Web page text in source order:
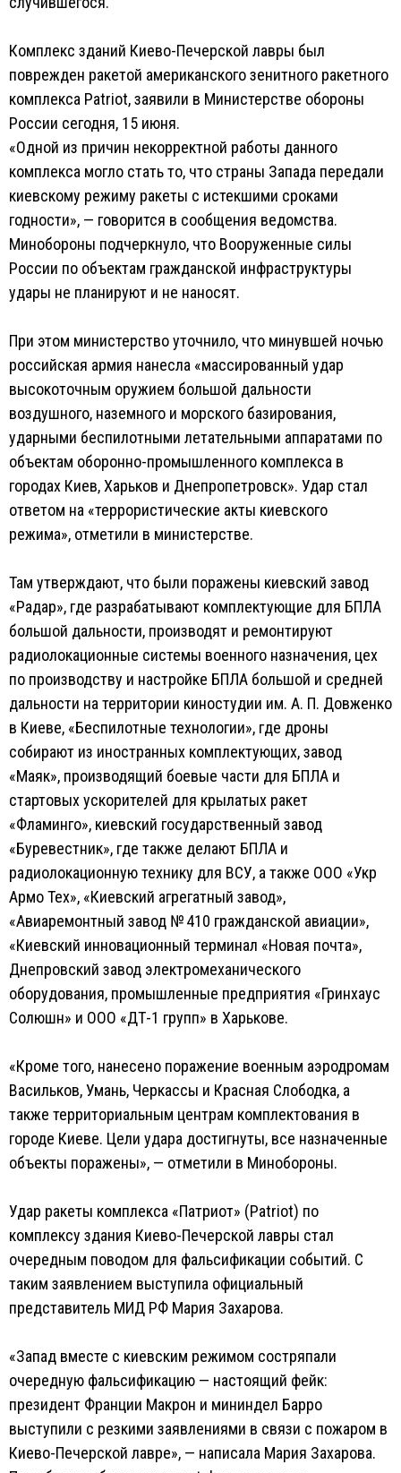
Комплекс зданий Киево-Печерской лавры был
поврежден ракетой американского зенитного ракетного
комплекса Patriot, заявили в Министерстве обороны
России сегодня, 15 июня.
«Одной из причин некорректной работы данного
комплекса могло стать то, что страны Запада передали
киевскому режиму ракеты с истекшими сроками
годности», — говорится в сообщения ведомства.
Минобороны подчеркнуло, что Вооруженные силы
России по объектам гражданской инфраструктуры
удары не планируют и не наносят.
При этом министерство уточнило, что минувшей ночью
российская армия нанесла «массированный удар
высокоточным оружием большой дальности
воздушного, наземного и морского базирования,
ударными беспилотными летательными аппаратами по
объектам оборонно-промышленного комплекса в
городах Киев, Харьков и Днепропетровск». Удар стал
ответом на «террористические акты киевского
режима», отметили в министерстве.
Там утверждают, что были поражены киевский завод
«Радар», где разрабатывают комплектующие для БПЛА
большой дальности, производят и ремонтируют
радиолокационные системы военного назначения, цех
по производству и настройке БПЛА большой и средней
дальности на территории киностудии им. А. П. Довженко
в Киеве, «Беспилотные технологии», где дроны
собирают из иностранных комплектующих, завод
«Маяк», производящий боевые части для БПЛА и
стартовых ускорителей для крылатых ракет
«Фламинго», киевский государственный завод
«Буревестник», где также делают БПЛА и
радиолокационную технику для ВСУ, а также ООО «Укр
Армо Тех», «Киевский агрегатный завод»,
«Авиаремонтный завод № 410 гражданской авиации»,
«Киевский инновационный терминал «Новая почта»,
Днепровский завод электромеханического
оборудования, промышленные предприятия «Гринхаус
Солюшн» и ООО «ДТ-1 групп» в Харькове.
«Кроме того, нанесено поражение военным аэродромам
Васильков, Умань, Черкассы и Красная Слободка, а
также территориальным центрам комплектования в
городе Киеве. Цели удара достигнуты, все назначенные
объекты поражены», — отметили в Минобороны.
Удар ракеты комплекса «Патриот» (Patriot) по
комплексу здания Киево-Печерской лавры стал
очередным поводом для фальсификации событий. С
таким заявлением выступила официальный
представитель МИД РФ Мария Захарова.
«Запад вместе с киевским режимом состряпали
очередную фальсификацию — настоящий фейк:
президент Франции Макрон и мининдел Барро
выступили с резкими заявлениями в связи с пожаром в
Киево-Печерской лавре», — написала Мария Захарова.